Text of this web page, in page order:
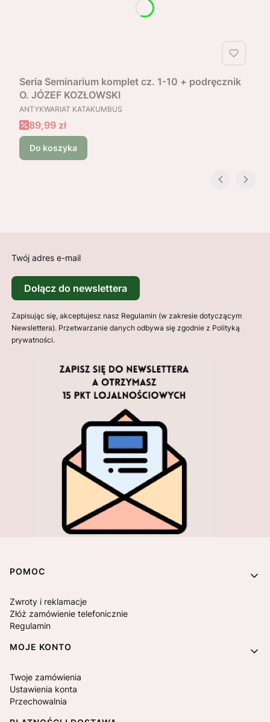
Seria Seminarium komplet cz. 1-10 + podręcznik
O. JÓZEF KOZŁOWSKI
PRODUCENT
ANTYKWARIAT KATAKUMBUS
Cena promocyjna
89,99 zł
Do koszyka
Twój adres e-mail
Dołącz do newslettera
Zapisując się, akceptujesz nasz Regulamin (w zakresie dotyczącym
Newslettera). Przetwarzanie danych odbywa się zgodnie z Polityką
prywatności.
Linki w stopce
POMOC
Zwroty i reklamacje
Złóż zamówienie telefonicznie
Regulamin
MOJE KONTO
Twoje zamówienia
Ustawienia konta
Przechowalnia